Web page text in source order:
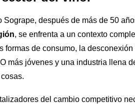
Sogrape, después de más de 50
, se enfrenta a un contexto
formas de consumo, la
más jóvenes y una industria llena
del cambio competitivo